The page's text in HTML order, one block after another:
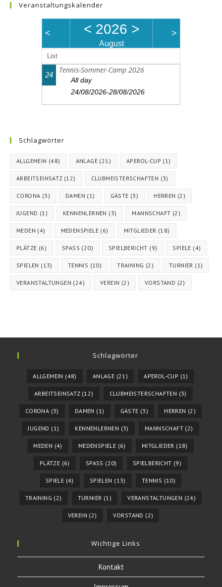
Veranstaltungskalender
< < 2026 >
August
>
List
24
Tennis-Sommer-Camp 2026
All day
24/08/2026-28/08/2026
Schlagwörter
ALLGEMEIN (48) ANLAGE (21) APEROL-CUP (1)
ARBEITSEINSATZ(12) CLUBMEISTERSCHAFTEN (3)
CORONA (3) DAMEN (1) GÄSTE (3) HERREN (2)
JUGEND (1) KENNENLERNEN (3) MANNSCHAFT (2)
MEDEN (4) MEDENSPIELE (6) MITGLIEDER (18)
PLÄTZE (6) SPASS (20) SPIELBERICHT (9) SPIELE (4)
SPIELEN (13) TENNIS (10) TRAINING (2) TURNIER (1)
VERANSTALTUNGEN (24) VEREIN (2) VORSTAND (2)
Schlagwörter
ALLGEMEIN (48) ANLAGE (21) APEROL-CUP (1)
ARBEITSEINSATZ(12) CLUBMEISTERSCHAFTEN (3)
CORONA (3) DAMEN (1) GÄSTE (3) HERREN (2)
JUGEND (1) KENNENLERNEN (3) MANNSCHAFT(2)
MEDEN (4) MEDENSPIELE (6) MITGLIEDER (18)
PLÄTZE (6) SPASS (20) SPIELBERICHT (9)
SPIELE (4) SPIELEN (13) TENNIS (10)
TRAINING (2) TURNIER (1) VERANSTALTUNGEN (24)
VEREIN (2) VORSTAND (2)
Wichtige Links
Kontakt